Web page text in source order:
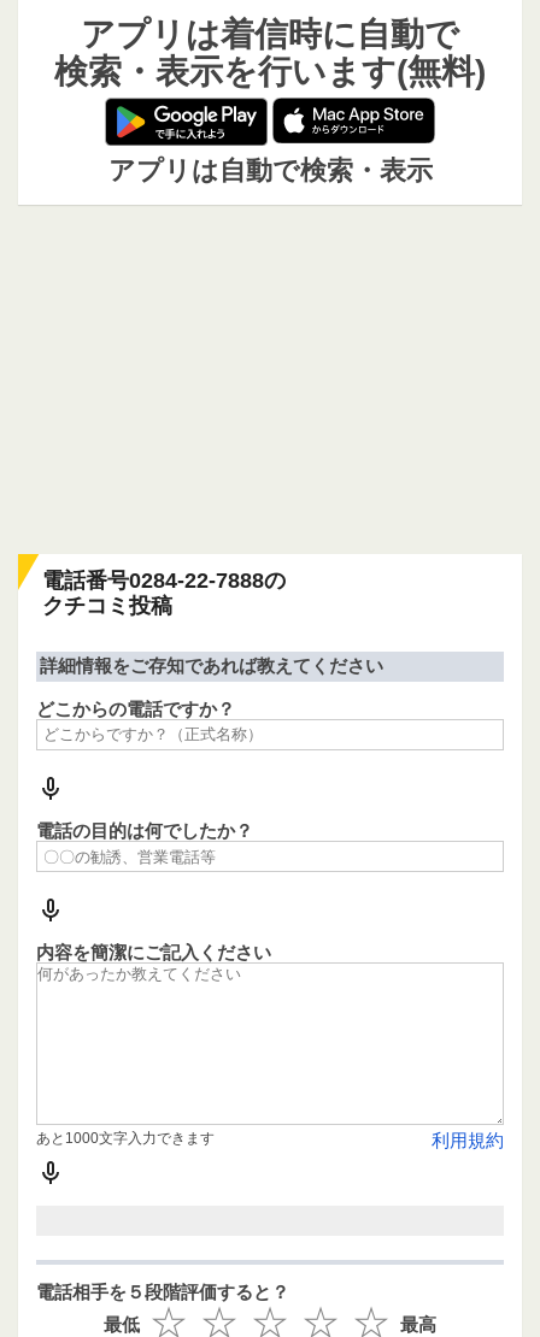
アプリは着信時に自動で
検索・表示を行います(無料)
アプリは自動で検索・表示
電話番号0284-22-7888の
クチコミ投稿
詳細情報をご存知であれば教えてください
どこからの電話ですか？
電話の目的は何でしたか？
内容を簡潔にご記入ください
利用規約
あと1000文字入力できます
電話相手を５段階評価すると？
最低
最高